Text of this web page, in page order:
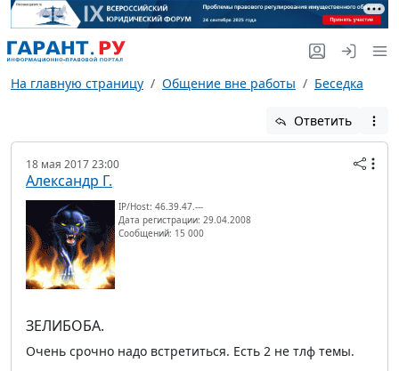
На главную страницу Общение вне работы Беседка
Ответить
18 мая 2017 23:00
Александр Г.
IP/Host: 46.39.47.---
Дата регистрации: 29.04.2008
Сообщений: 15 000
ЗЕЛИБОБА.
Очень срочно надо встретиться. Есть 2 не тлф темы.